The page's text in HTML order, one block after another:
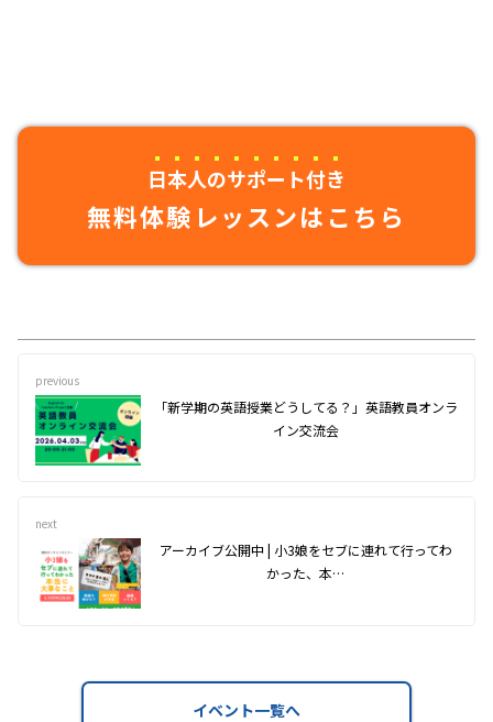
日本人のサポート付き
無料体験レッスンはこちら
previous
「新学期の英語授業どうしてる？」英語教員オンラ
イン交流会
next
アーカイブ公開中 | 小3娘をセブに連れて行ってわ
かった、本…
イベント一覧へ